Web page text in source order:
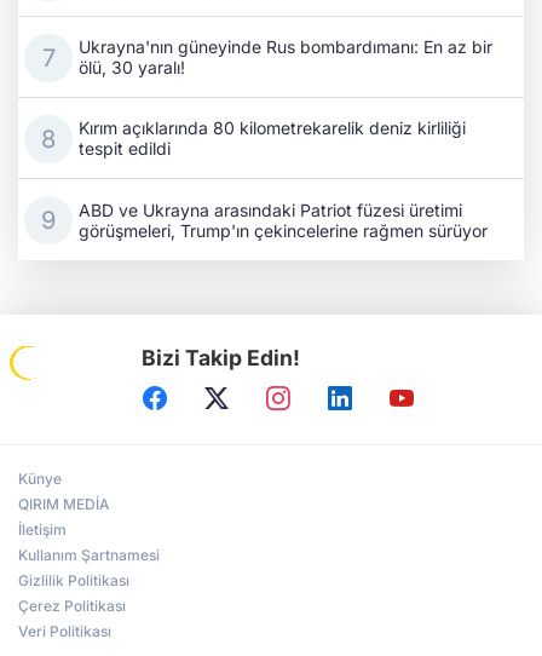
Ukrayna'nın güneyinde Rus bombardımanı: En az bir
ölü, 30 yaralı!
Kırım açıklarında 80 kilometrekarelik deniz kirliliği
tespit edildi
ABD ve Ukrayna arasındaki Patriot füzesi üretimi
görüşmeleri, Trump'ın çekincelerine rağmen sürüyor
Bizi Takip Edin!
Künye
QIRIM MEDİA
İletişim
Kullanım Şartnamesi
Gizlilik Politikası
Çerez Politikası
Veri Politikası